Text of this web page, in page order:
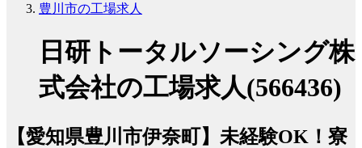
豊川市の工場求人
日研トータルソーシング株
式会社の工場求人(566436)
【愛知県豊川市伊奈町】未経験OK！寮